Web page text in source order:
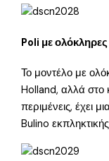
Poli με
Το μοντέλο με
Holland, αλλά στο
περιμένεις, έχει
Bulino